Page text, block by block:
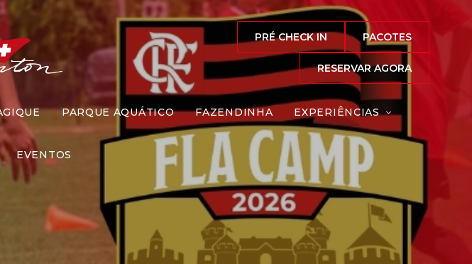
PRÉ CHECK IN PACOTES
RESERVAR AGORA
PARQUE AQUÁTICO FAZENDINHA EXPERIÊNCIAS
EVENTOS| Fla Camp